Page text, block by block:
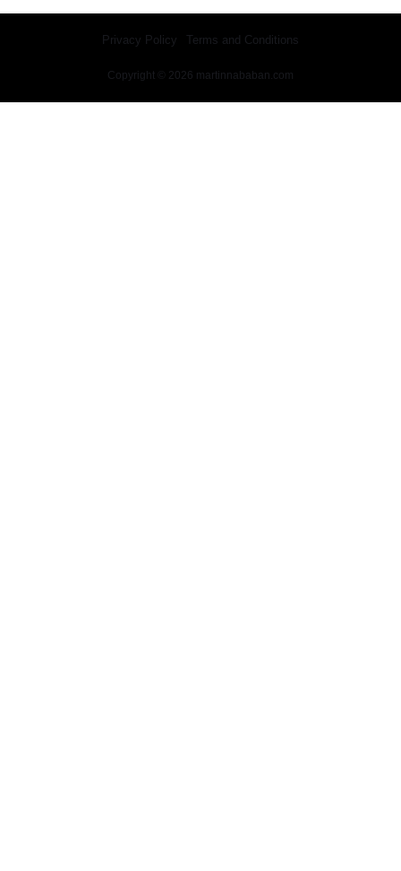
Copyright © 2026 martinnababan.com
Privacy Policy Terms and Conditions